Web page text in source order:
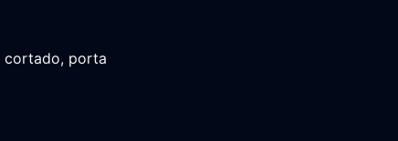
cortado, porta